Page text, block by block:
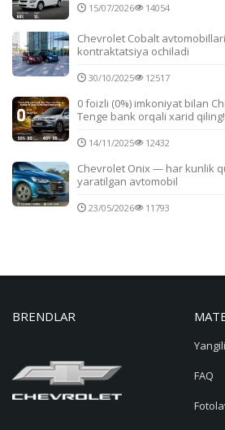
15/07/2026 14054
Chevrolet Cobalt
kontraktatsiya ochiladi
30/10/2025 12517
0 foizli (0%) imkoniyat bilan
Tenge bank orqali xarid qiling!
14/11/2025 12432
Chevrolet Onix — har kunlik
yaratilgan avtomobil
23/05/2026 11793
BRENDLAR
FAQ